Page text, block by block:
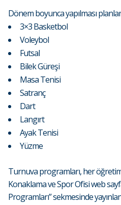
Dönem boyunca yapılması
3×3 Basketbol
Voleybol
Futsal
Bilek Güreşi
Masa Tenisi
Satranç
Dart
Langırt
Ayak Tenisi
Yüzme
Turnuva programları, her öğretim
Konaklama ve Spor Ofisi web
Programları” sekmesinde